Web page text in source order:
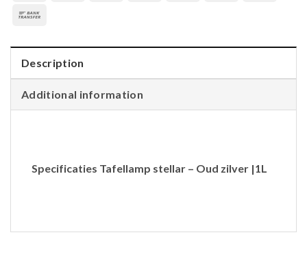
Description
Additional information
Specificaties Tafellamp stellar – Oud zilver |1L